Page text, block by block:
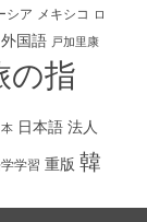
シア メキシコ ロ
外国語 戸加里康
の指
日本語 法人
学習 重版 韓